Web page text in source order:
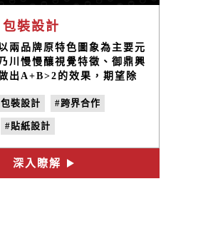
裝設計
兩品牌原特色圖象為主要元
川慢慢釀視覺特徵、御鼎興
出A+B>2的效果，期望除
覺包裝上展現兩品牌聯名的
裝設計 #跨界合作
#貼紙設計
深入瞭解